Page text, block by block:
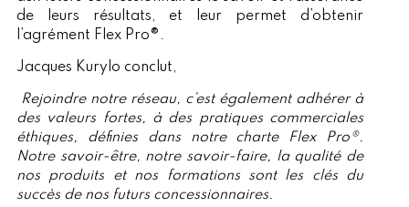
de leurs résultats, et leur permet d’obtenir
l’agrément Flex Pro®.
Jacques Kurylo conclut,
Rejoindre notre réseau, c’est également adhérer à
des valeurs fortes, à des pratiques commerciales
éthiques, définies dans notre charte Flex Pro®.
Notre savoir-être, notre savoir-faire, la qualité de
nos produits et nos formations sont les clés du
succès de nos futurs concessionnaires.